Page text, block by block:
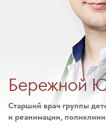
Бережной
Старший врач группы
и реанимации,